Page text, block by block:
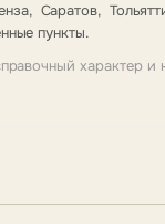
Саратов,
пункты.
характер и